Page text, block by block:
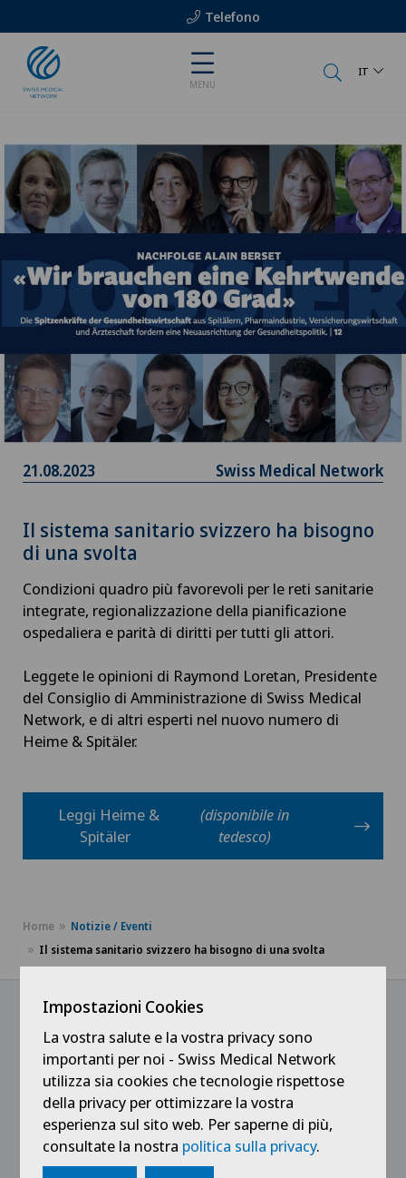
Telefono
MENU
IT
21.08.2023 Swiss Medical Network
Il sistema sanitario svizzero ha bisogno
di una svolta
Condizioni quadro più favorevoli per le reti sanitarie
integrate, regionalizzazione della pianificazione
ospedaliera e parità di diritti per tutti gli attori.
Leggete le opinioni di Raymond Loretan, Presidente
del Consiglio di Amministrazione di Swiss Medical
Network, e di altri esperti nel nuovo numero di
Heime & Spitäler.
Leggi Heime &
Spitäler
(disponibile in
tedesco)
Home
Notizie / Eventi
Il sistema sanitario svizzero ha bisogno di una svolta
@Ricevi tutte le ultime novità
Impostazioni Cookies
La vostra salute e la vostra privacy sono
importanti per noi - Swiss Medical Network
utilizza sia cookies che tecnologie rispettose
della privacy per ottimizzare la vostra
esperienza sul sito web. Per saperne di più,
consultate la nostra politica sulla privacy.